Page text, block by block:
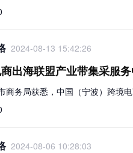
2024-08-13 15:42:26
出海联盟产业带集采服
商务局获悉，中国（宁波）跨境
2024-08-06 10:28:03